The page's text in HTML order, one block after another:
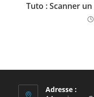
Tuto : Scanner
Adresse :